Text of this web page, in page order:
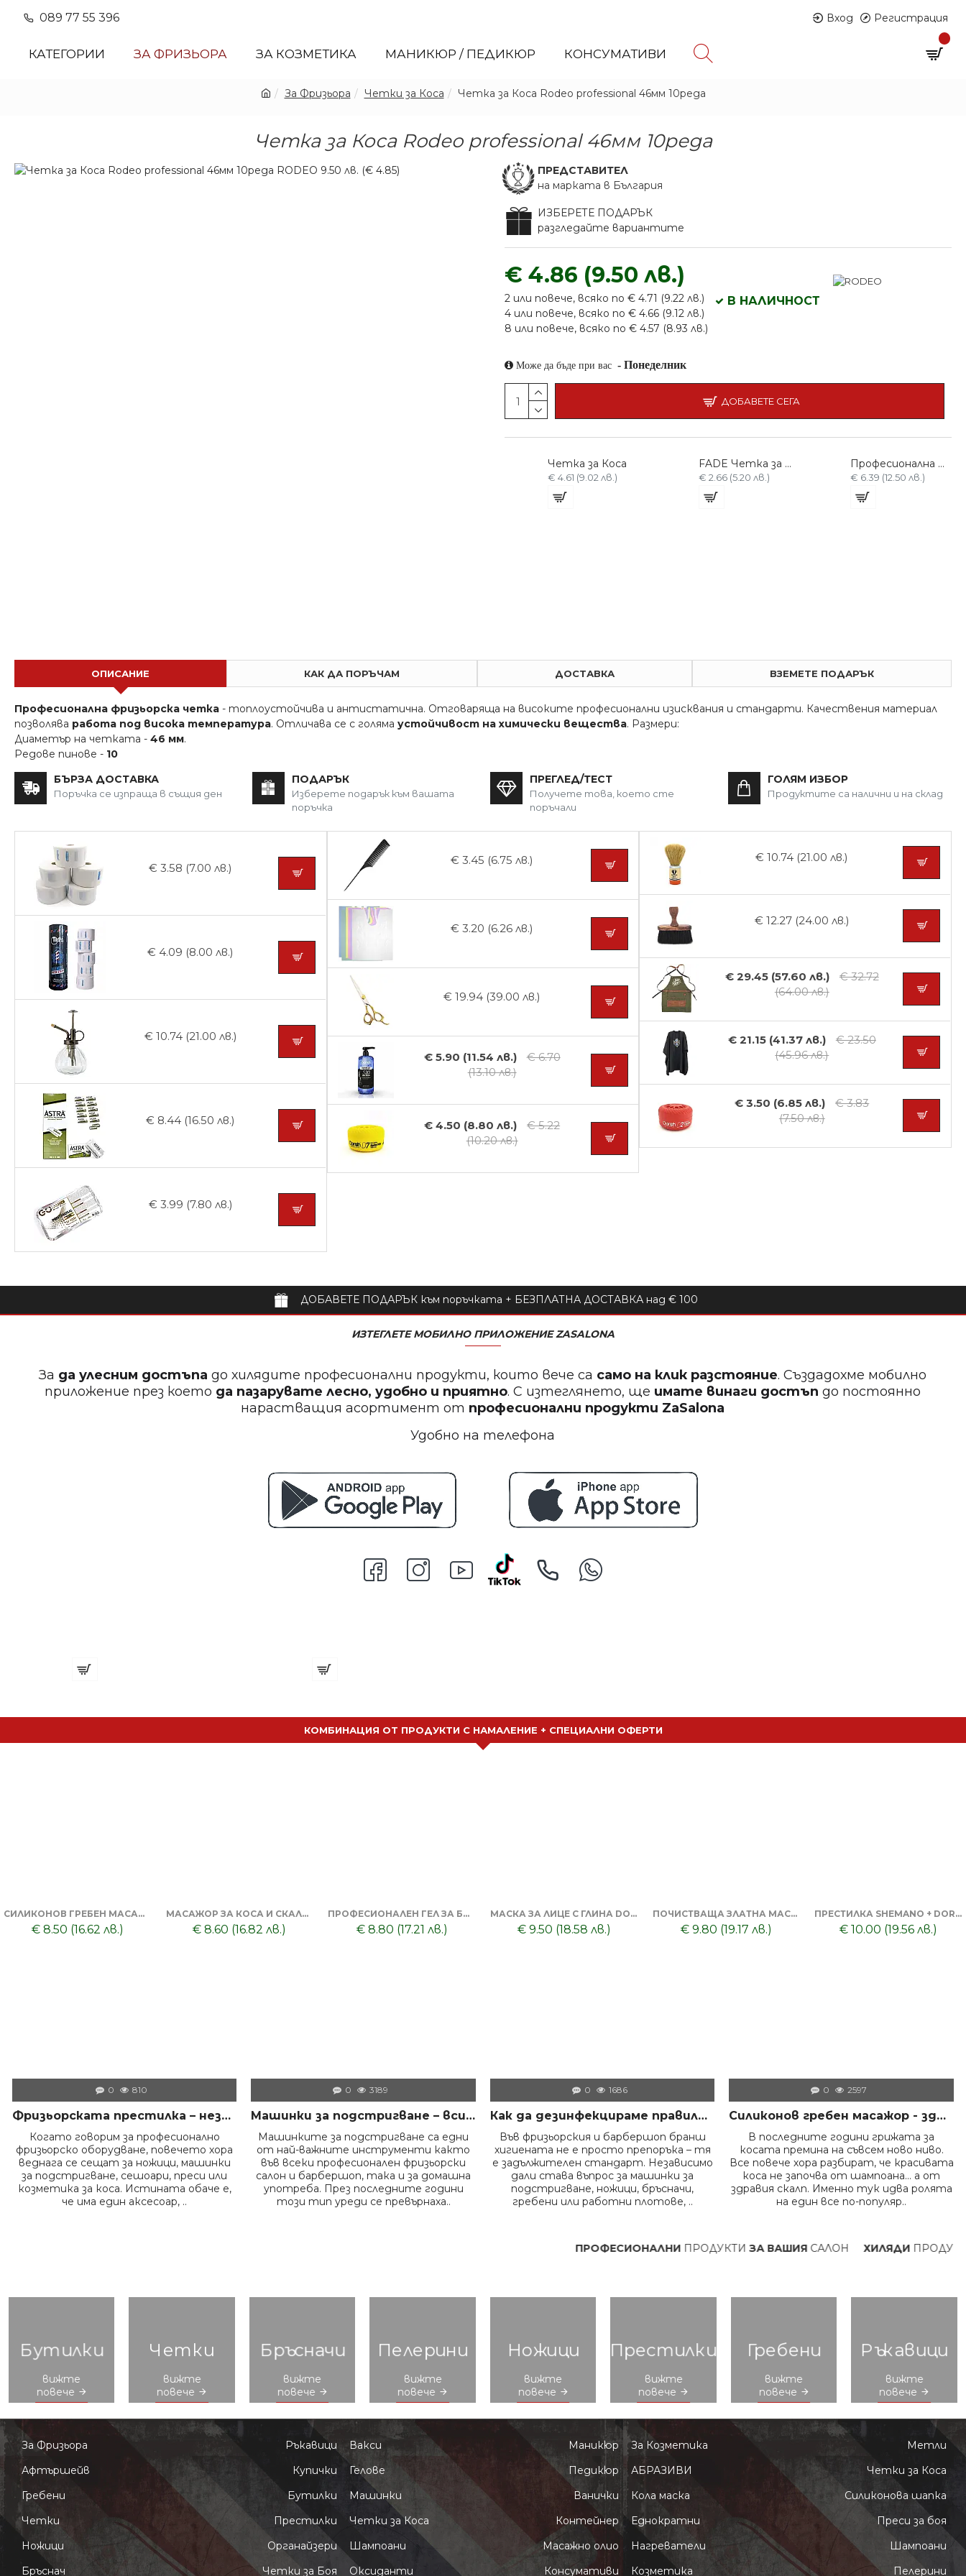
089 77 55 396 Вход Регистрация
КАТЕГОРИИ ЗА ФРИЗЬОРА ЗА КОЗМЕТИКА МАНИКЮР / ПЕДИКЮР КОНСУМАТИВИ
За Фризьора Четки за Коса Четка за Коса Rodeo professional 46мм 10реда
Четка за Коса Rodeo professional 46мм 10реда
ИЗБЕРЕТЕ ПОДАРЪК
разгледайте вариантите
ПРЕДСТАВИТЕЛ
на марката в България
€ 4.86 (9.50 лв.)
2 или повече, всяко по € 4.71 (9.22 лв.)
4 или повече, всяко по € 4.66 (9.12 лв.)
8 или повече, всяко по € 4.57 (8.93 лв.)
В НАЛИЧНОСТ
Може да бъде при вас - Понеделник
ДОБАВЕТЕ СЕГА
Четка за Коса
€ 4.61 (9.02 лв.)
FADE Четка за Косми B15-SU17
€ 2.66 (5.20 лв.)
Професионална Четка за коса
€ 6.39 (12.50 лв.)
ОПИСАНИЕ КАК ДА ПОРЪЧАМ ДОСТАВКА ВЗЕМЕТЕ ПОДАРЪК
Професионална фризьорска четка - топлоустойчива и антистатична. Отговаряща на високите професионални изисквания и стандарти. Качествения материал
позволява работа под висока температура. Отличава се с голяма устойчивост на химически вещества. Размери:
Диаметър на четката - 46 мм.
Редове пинове - 10
БЪРЗА ДОСТАВКА
Поръчка се изпраща в същия ден
ПОДАРЪК
Изберете подарък към вашата
поръчка
ПРЕГЛЕД/ТЕСТ
Получете това, което сте
поръчали
ГОЛЯМ ИЗБОР
Продуктите са налични и на склад
€ 3.58 (7.00 лв.)
€ 4.09 (8.00 лв.)
€ 10.74 (21.00 лв.)
€ 8.44 (16.50 лв.)
€ 3.99 (7.80 лв.)
€ 3.45 (6.75 лв.)
€ 3.20 (6.26 лв.)
€ 19.94 (39.00 лв.)
€ 5.90 (11.54 лв.)
€ 6.70
(13.10 лв.)
€ 4.50 (8.80 лв.)
€ 5.22
(10.20 лв.)
€ 10.74 (21.00 лв.)
€ 12.27 (24.00 лв.)
€ 29.45 (57.60 лв.)
€ 32.72
(64.00 лв.)
€ 21.15 (41.37 лв.)
€ 23.50
(45.96 лв.)
€ 3.50 (6.85 лв.)
€ 3.83
(7.50 лв.)
ДОБАВЕТЕ ПОДАРЪК към поръчката + БЕЗПЛАТНА ДОСТАВКА над € 100
ИЗТЕГЛЕТЕ МОБИЛНО ПРИЛОЖЕНИЕ ZASALONA
За да улесним достъпадо хилядите професионални продукти, които вече са само на клик разстояние. Създадохме мобилно
приложение през което да пазарувате лесно, удобно и приятно. С изтеглянето, ще имате винаги достъп до постоянно
нарастващия асортимент от професионални продукти ZaSalona
Удобно на телефона
КОМБИНАЦИЯ ОТ ПРОДУКТИ С НАМАЛЕНИЕ + СПЕЦИАЛНИ ОФЕРТИ
СИЛИКОНОВ ГРЕБЕН МАСАЖОР + ТОНИК ЗА КОСА DORSH
€ 8.50 (16.62 лв.)
МАСАЖОР ЗА КОСА И СКАЛП + DORSH SILVER - ШАМПОАН ПРОТИВ ОРАНЖЕВО ЛИЛАВО 500 МЛ
€ 8.60 (16.82 лв.)
ПРОФЕСИОНАЛЕН ГЕЛ ЗА БРЪСНЕНЕ 1000 ML + БРЪСНАЧ ЗА ЕДНОКРАТНИ НОЖЧЕТА + БРЪСНАРСКИ НОЖЧЕТА ASTRA - 5БР
€ 8.80 (17.21 лв.)
МАСКА ЗА ЛИЦЕ С ГЛИНА DORSH + ПОЧИСТВАЩА ЧЕРНА МАСКА ЗА ЛИЦЕ DORSH
€ 9.50 (18.58 лв.)
ПОЧИСТВАЩА ЗЛАТНА МАСКА ЗА ЛИЦЕ DORSH + ТОНИК ЗА ПОЧИСТВАНЕ НА ЛИЦЕ
€ 9.80 (19.17 лв.)
ПРЕСТИЛКА SHEMANO + DORSH SILVER - ШАМПОАН ПРОТИВ ОРАНЖЕВО ЛИЛАВО 500 МЛ
€ 10.00 (19.56 лв.)
0 810
Фризьорската престилка – незаменимият помощник на всеки професионалист в салона
Когато говорим за професионално
фризьорско оборудване, повечето хора
веднага се сещат за ножици, машинки
за подстригване, сешоари, преси или
козметика за коса. Истината обаче е,
че има един аксесоар, ..
0 3189
Машинки за подстригване – всичко, което трябва да знаем преди да изберем правилния модел
Машинките за подстригване са едни
от най-важните инструменти както
във всеки професионален фризьорски
салон и барбершоп, така и за домашна
употреба. През последните години
този тип уреди се превърнаха..
0 1686
Как да дезинфекцираме правилно инструментите във фризьорски салон – пълно професионално ръководство
Във фризьорския и барбершоп бранш
хигиената не е просто препоръка – тя
е задължителен стандарт. Независимо
дали става въпрос за машинки за
подстригване, ножици, бръсначи,
гребени или работни плотове, ..
0 2597
Силиконов гребен масажор - здрава коса и скалп
В последните години грижата за
косата премина на съвсем ново ниво.
Все повече хора разбират, че красивата
коса не започва от шампоана… а от
здравия скалп. Именно тук идва ролята
на един все по-популяр..
ПРОФЕСИОНАЛНИПРОДУКТИЗА ВАШИЯСАЛОН ХИЛЯДИПРОДУКТИ
Бутилки
вижте
повече
Четки
вижте
повече
Бръсначи
вижте
повече
Пелерини
вижте
повече
Ножици
вижте
повече
Престилки
вижте
повече
Гребени
вижте
повече
Ръкавици
вижте
повече
За Фризьора
Афтършейв
Гребени
Четки
Ножици
Бръснач
Ръкавици
Купички
Бутилки
Престилки
Органайзери
Четки за Боя
Вакси
Гелове
Машинки
Четки за Коса
Шампоани
Оксиданти
Маникюр
Педикюр
Ванички
Контейнер
Масажно олио
Консумативи
За Козметика
АБРАЗИВИ
Кола маска
Еднократни
Нагреватели
Козметика
Метли
Четки за Коса
Силиконова шапка
Преси за боя
Шампоани
Пелерини